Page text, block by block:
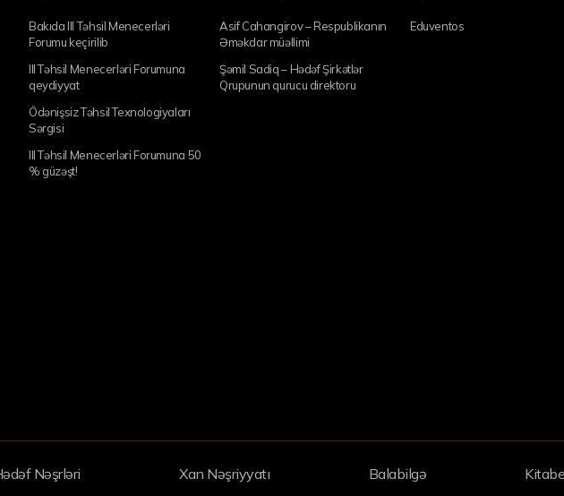
Bakıda III Təhsil Menecerləri
Forumu keçirilib
III Təhsil Menecerləri Forumuna
qeydiyyat
Ödənişsiz Təhsil Texnologiyaları
Sərgisi
III Təhsil Menecerləri Forumuna 50
% güzəşt!
Asif Cahangirov – Respublikanın
Əməkdar müəllimi
Şəmil Sadiq – Hədəf Şirkətlər
Qrupunun qurucu direktoru
Eduventos
Nəşrləri Xan Nəşriyyatı Balabilgə